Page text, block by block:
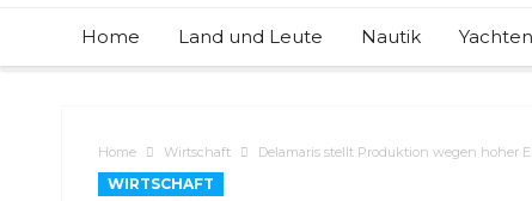
Home Land und Leute Nautik Yachten
Home Wirtschaft Delamaris stellt Produktion wegen hoher
WIRTSCHAFT